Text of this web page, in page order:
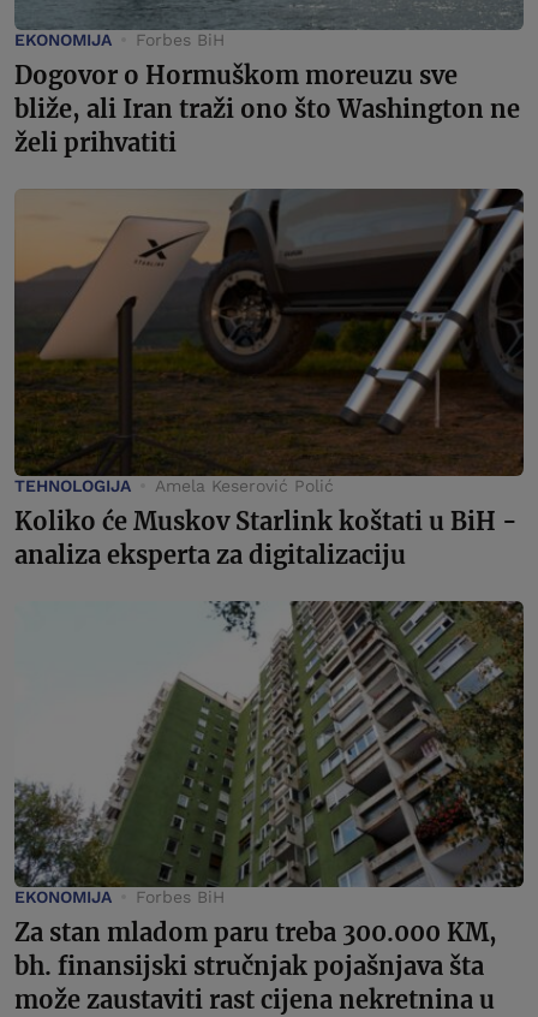
EKONOMIJA Forbes BiH
Dogovor o Hormuškom moreuzu sve
bliže, ali Iran traži ono što Washington ne
želi prihvatiti
TEHNOLOGIJA Amela Keserović Polić
Koliko će Muskov Starlink koštati u BiH -
analiza eksperta za digitalizaciju
EKONOMIJA Forbes BiH
Za stan mladom paru treba 300.000 KM,
bh. finansijski stručnjak pojašnjava šta
može zaustaviti rast cijena nekretnina u